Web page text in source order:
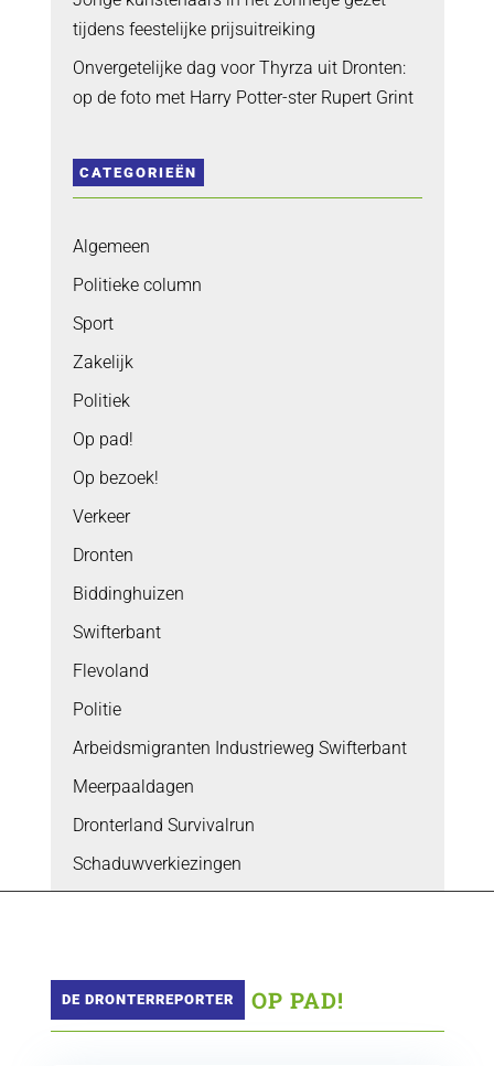
tijdens feestelijke prijsuitreiking
Onvergetelijke dag voor Thyrza uit Dronten:
op de foto met Harry Potter-ster Rupert Grint
CATEGORIEËN
Algemeen
Politieke column
Sport
Zakelijk
Politiek
Op pad!
Op bezoek!
Verkeer
Dronten
Biddinghuizen
Swifterbant
Flevoland
Politie
Arbeidsmigranten Industrieweg Swifterbant
Meerpaaldagen
Dronterland Survivalrun
Schaduwverkiezingen
DE DRONTERREPORTER OP PAD!